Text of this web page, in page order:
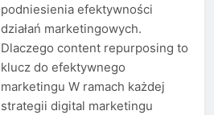
podniesienia efektywności
działań marketingowych.
Dlaczego content repurposing to
klucz do efektywnego
marketingu W ramach każdej
strategii digital marketingu